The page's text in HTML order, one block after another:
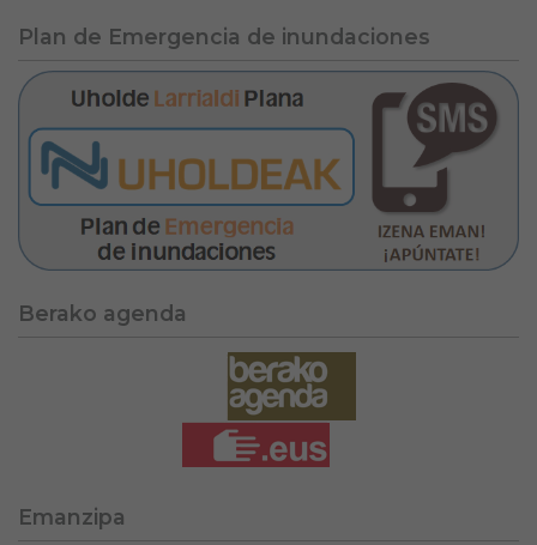
Plan de Emergencia de inundaciones
Berako agenda
Emanzipa